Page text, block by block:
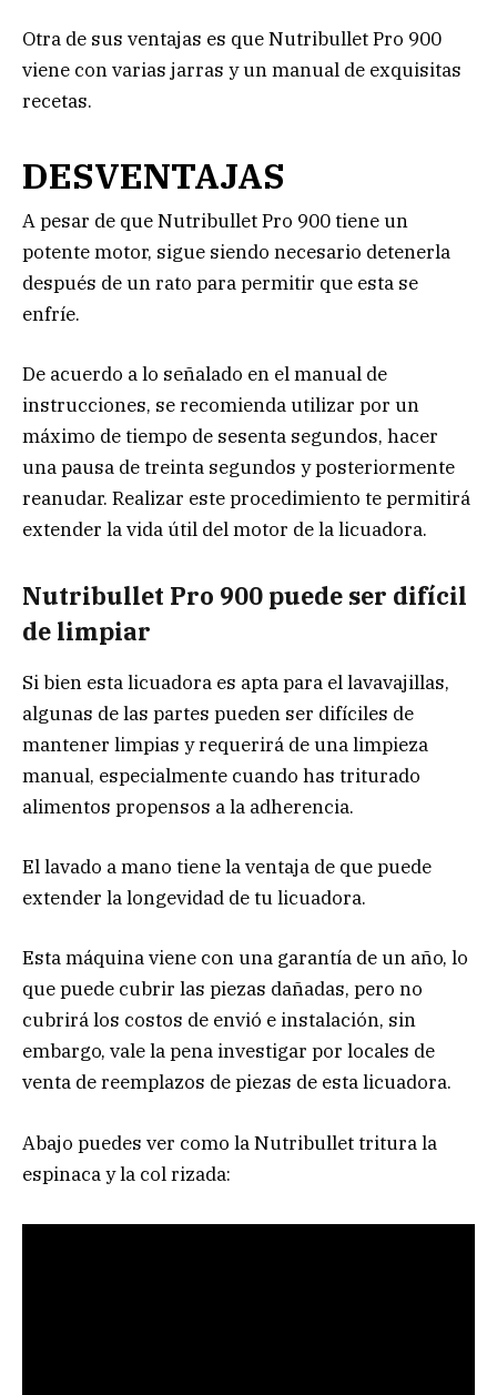
Otra de sus ventajas es que Nutribullet Pro 900
viene con varias jarras y un manual de exquisitas
recetas.
DESVENTAJAS
A pesar de que Nutribullet Pro 900 tiene un
potente motor, sigue siendo necesario detenerla
después de un rato para permitir que esta se
enfríe.
De acuerdo a lo señalado en el manual de
instrucciones, se recomienda utilizar por un
máximo de tiempo de sesenta segundos, hacer
una pausa de treinta segundos y posteriormente
reanudar. Realizar este procedimiento te permitirá
extender la vida útil del motor de la licuadora.
Nutribullet Pro 900 puede ser difícil
de limpiar
Si bien esta licuadora es apta para el lavavajillas,
algunas de las partes pueden ser difíciles de
mantener limpias y requerirá de una limpieza
manual, especialmente cuando has triturado
alimentos propensos a la adherencia.
El lavado a mano tiene la ventaja de que puede
extender la longevidad de tu licuadora.
Esta máquina viene con una garantía de un año, lo
que puede cubrir las piezas dañadas, pero no
cubrirá los costos de envió e instalación, sin
embargo, vale la pena investigar por locales de
venta de reemplazos de piezas de esta licuadora.
Abajo puedes ver como la Nutribullet tritura la
espinaca y la col rizada: